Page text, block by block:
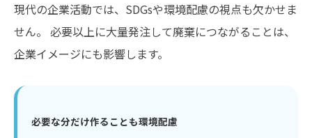
現代の企業活動では、SDGsや環境配慮の視点も欠かせま
せん。 必要以上に大量発注して廃棄につながることは、
企業イメージにも影響します。
必要な分だけ作ることも環境配慮